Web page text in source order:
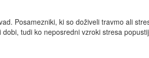
Posamezniki, ki so doživeli travmo ali
tudi ko neposredni vzroki stresa